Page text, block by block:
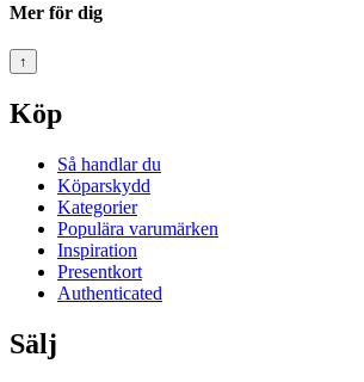
Mer för dig
↑
Köp
Så handlar du
Köparskydd
Kategorier
Populära varumärken
Inspiration
Presentkort
Authenticated
Sälj